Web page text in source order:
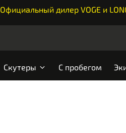
Официальный дилер VOGE и
Скутеры С пробегом